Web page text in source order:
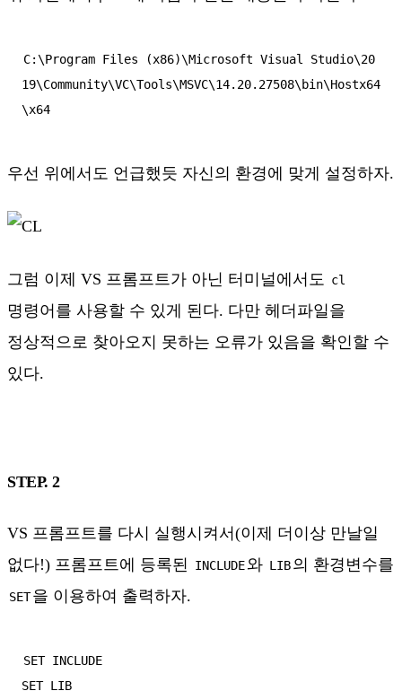
C:\Program Files (x86)\Microsoft Visual Studio\20
19\Community\VC\Tools\MSVC\14.20.27508\bin\Hostx64
우선 위에서도 언급했듯 자신의 환경에 맞게 설정하자.
그럼 이제 VS 프롬프트가 아닌 터미널에서도 cl
명령어를 사용할 수 있게 된다. 다만 헤더파일을
정상적으로 찾아오지 못하는 오류가 있음을 확인할 수
있다.
STEP. 2
VS 프롬프트를 다시 실행시켜서(이제 더이상 만날일
없다!) 프롬프트에 등록된
INCLUDE와 LIB의 환경변수를
SET을 이용하여 출력하자.
SET INCLUDE